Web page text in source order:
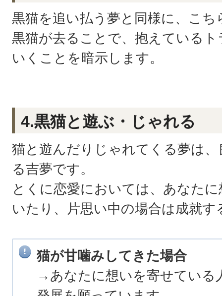
黒猫を追い払う夢と同様に、こ
黒猫が去ることで、抱えている
いくことを暗示します。
4.黒猫と遊ぶ・じゃれる
猫と遊んだりじゃれてくる夢は
る吉夢です。
とくに恋愛においては、あなた
いたり、片思い中の場合は成就
猫が甘噛みしてきた場合
→あなたに想いを寄せている